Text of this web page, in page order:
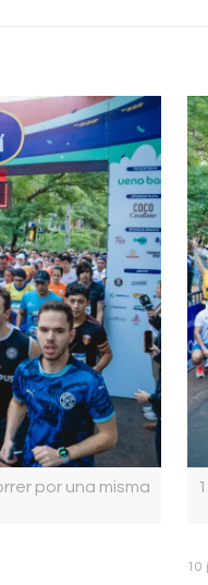
por una misma
10